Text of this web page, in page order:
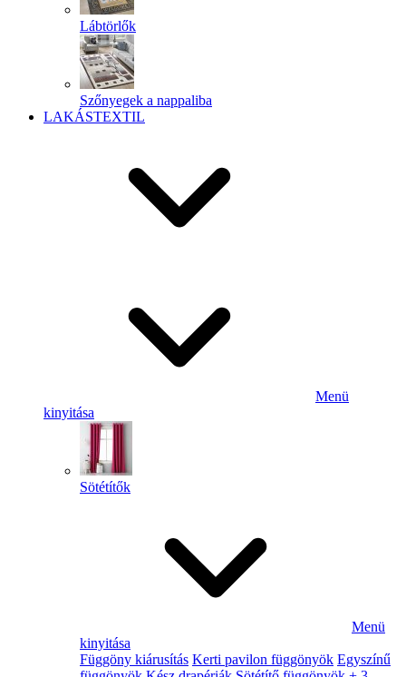
Lábtörlők
Szőnyegek a nappaliba
LAKÁSTEXTIL
Menü
kinyitása
Sötétítők
Menü
kinyitása
Függöny kiárusítás Kerti pavilon függönyök Egyszínű